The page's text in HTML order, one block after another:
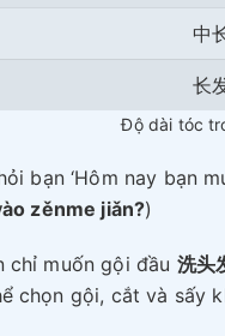
中
长
Độ dài tóc
bạn ‘Hôm nay bạn
zěnme jiǎn?)
chỉ muốn gội đầu 洗头
chọn gội, cắt và sấy